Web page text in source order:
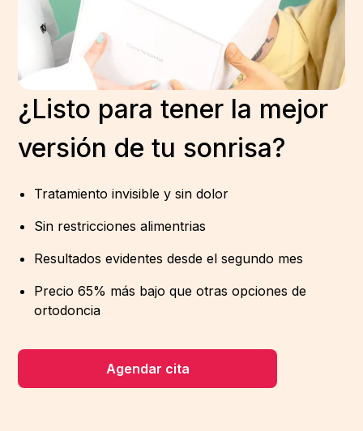
¿Listo para tener la mejor
versión de tu sonrisa?
Tratamiento invisible y sin dolor
Sin restricciones alimentrias
Resultados evidentes desde el segundo mes
Precio 65% más bajo que otras opciones de
ortodoncia
Agendar cita